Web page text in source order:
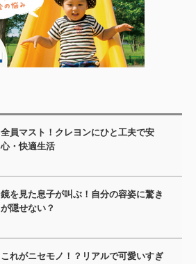
全員マスト！クレヨンにひと工夫で安
心・快適生活
鏡を見た息子が叫ぶ！自分の容姿に驚き
が隠せない？
これがニセモノ！？リアルで可愛いすぎ